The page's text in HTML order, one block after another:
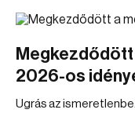
Megkezdődött
2026-os
Ugrás az ismeretlenbe.